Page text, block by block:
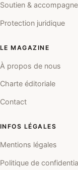
Soutien &
Protection juridique
LE MAGAZINE
À propos de nous
Charte éditoriale
Contact
INFOS LÉGALES
Mentions légales
Politique de